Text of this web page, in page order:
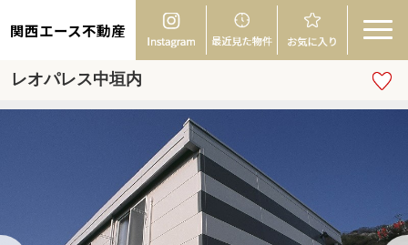
関西エース不動産
レオパレス中垣内